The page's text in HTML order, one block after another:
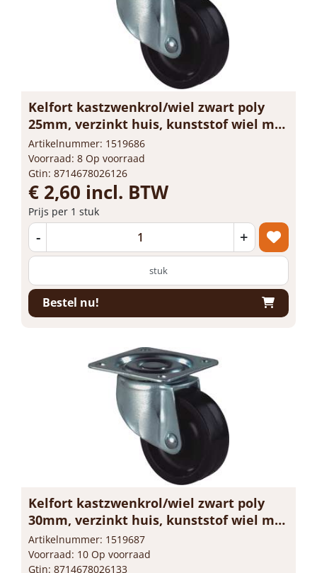
Kelfort kastzwenkrol/wiel zwart poly
25mm, verzinkt huis, kunststof wiel met
glijlager
Artikelnummer: 1519686
Voorraad: 8 Op voorraad
Gtin: 8714678026126
€ 2,60 incl. BTW
Prijs per 1 stuk
- +
stuk
Bestel nu!
Kelfort kastzwenkrol/wiel zwart poly
30mm, verzinkt huis, kunststof wiel met
glijlager
Artikelnummer: 1519687
Voorraad: 10 Op voorraad
Gtin: 8714678026133